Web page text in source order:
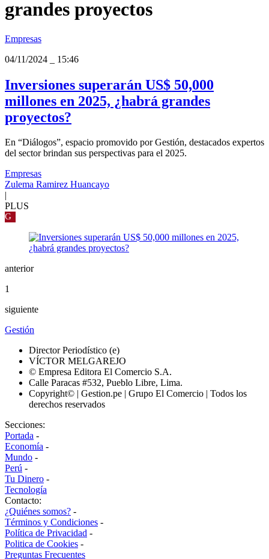
grandes proyectos
Empresas
04/11/2024
15:46
Inversiones superarán US$ 50,000
millones en 2025, ¿habrá grandes
proyectos?
En “Diálogos”, espacio promovido por Gestión, destacados expertos
del sector brindan sus perspectivas para el 2025.
Empresas
Zulema Ramirez Huancayo
PLUS
G
anterior
1
siguiente
Gestión
Director Periodístico (e)
VÍCTOR MELGAREJO
© Empresa Editora El Comercio S.A.
Calle Paracas #532, Pueblo Libre, Lima.
Copyright© | Gestion.pe | Grupo El Comercio | Todos los
derechos reservados
Secciones:
Portada -
Economía -
Mundo -
Perú -
Tu Dinero -
Tecnología
Contacto:
¿Quiénes somos? -
Términos y Condiciones -
Política de Privacidad -
Politica de Cookies -
Preguntas Frecuentes